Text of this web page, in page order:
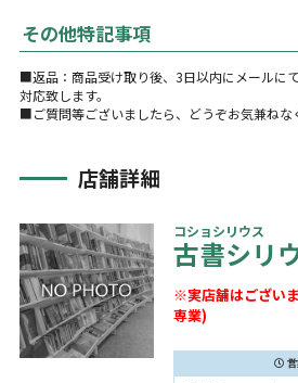
その他特記事項
■返品：商品受け取り後、3日以内にメールに
対応致します。
■ご質問等ございましたら、どうぞお気兼ねな
店舗詳細
コショシリウス
古書シリ
※実店舗はござい
専業)
営